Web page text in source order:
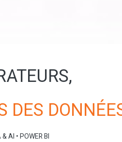
DES
AI • POWER BI